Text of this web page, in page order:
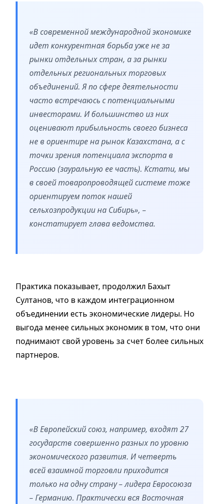
«В современной международной экономике
идет конкурентная борьба уже не за
рынки отдельных стран, а за рынки
отдельных региональных торговых
объединений. Я по сфере деятельности
часто встречаюсь с потенциальными
инвесторами. И большинство из них
оценивают прибыльность своего бизнеса
не в ориентире на рынок Казахстана, а с
точки зрения потенциала экспорта в
Россию (зауральную ее часть). Кстати, мы
в своей товаропроводящей системе тоже
ориентируем поток нашей
сельхозпродукции на Сибирь», –
констатирует глава ведомства.
Практика показывает, продолжил Бахыт
Султанов, что в каждом интеграционном
объединении есть экономические лидеры. Но
выгода менее сильных экономик в том, что они
поднимают свой уровень за счет более сильных
партнеров.
«В Европейский союз, например, входят 27
государств совершенно разных по уровню
экономического развития. И четверть
всей взаимной торговли приходится
только на одну страну – лидера Евросоюза
– Германию. Практически вся Восточная